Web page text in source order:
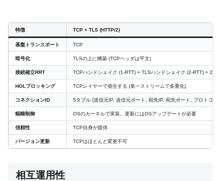
特徴 TCP + TLS (HTTP/2)
基盤トランスポート TCP
暗号化 TLSの上に構築 (TCPヘッダは平文)
接続確立RRT TCPハンドシェイク (1-RTT) + TLSハンドシェイク (2-RTT) = 2-3
HOLブロッキング TCPレイヤーで発生する (単一ストリームで多重化)
コネクションID 5タプル (送信元IP, 送信元ポート, 宛先IP, 宛先ポート, プロトコル)
輻輳制御 OSのカーネルで実装。更新にはOSアップデートが必要
信頼性 TCP自身が提供
バージョン更新 TCPはほとんど変更不可
相互運用性